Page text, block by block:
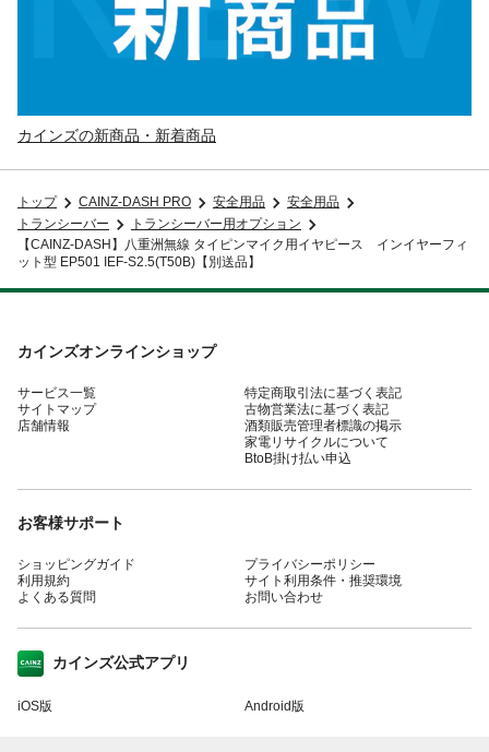
カインズの新商品・新着商品
トップ CAINZ-DASH PRO 安全用品
安全用品
トランシーバー
トランシーバー用オプション
【CAINZ-DASH】八重洲無線 タイピンマイク用イヤピース インイヤーフィ
ット型 EP501 IEF-S2.5(T50B)【別送品】
カインズオンラインショップ
サービス一覧
サイトマップ
店舗情報
特定商取引法に基づく表記
古物営業法に基づく表記
酒類販売管理者標識の掲示
家電リサイクルについて
BtoB掛け払い申込
お客様サポート
ショッピングガイド
利用規約
よくある質問
プライバシーポリシー
サイト利用条件・推奨環境
お問い合わせ
カインズ公式アプリ
iOS版 Android版